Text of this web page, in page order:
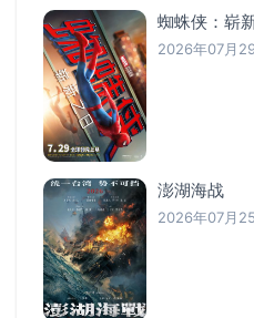
蜘蛛侠：崭
2026年07月
澎湖海战
2026年07月